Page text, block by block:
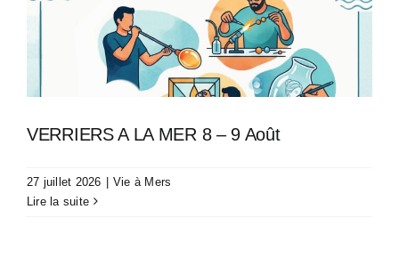
VERRIERS A LA MER 8 – 9 Août
27 juillet 2026
Vie à Mers
Lire la suite